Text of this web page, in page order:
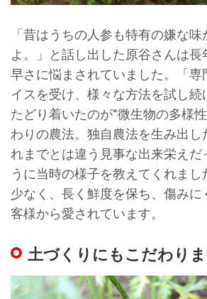
「昔はうちの人参も特有の嫌な
よ。」と話し出した原谷さんは
早さに悩まされていました。「専
イスを受け、様々な方法を試し続
たどり着いたのが“微生物の多様
わりの農法。独自農法を生み出し
れまでとは違う見事な出来栄えだ
うに当時の様子を教えてくれま
少なく、長く鮮度を保ち、傷みに
客様から愛されています。
土づくりにもこだわり